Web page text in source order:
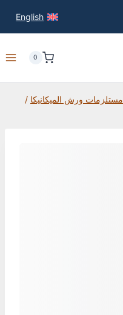
English
0
مستلزمات ورش الميكانيكا /